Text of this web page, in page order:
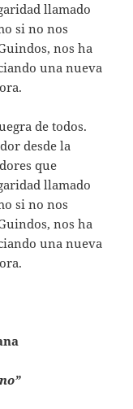
llamado
si no nos
nos ha
una nueva
de todos.
desde la
que
llamado
si no nos
nos ha
una nueva